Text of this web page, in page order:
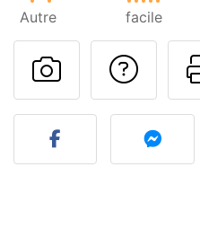
Autre facile
Publier